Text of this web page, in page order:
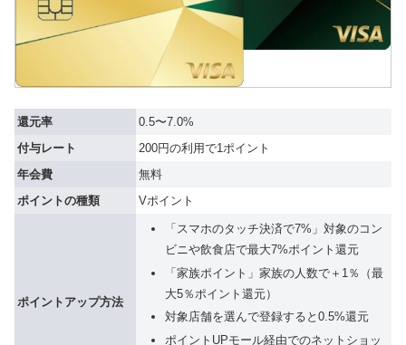
還元率
0.5〜7.0%
付与レート
200円の利用で1ポイント
年会費
無料
ポイントの種類
Vポイント
ポイントアップ方法
「スマホのタッチ決済で7%」対象のコン
ビニや飲食店で最大7%ポイント還元
「家族ポイント」家族の人数で＋1％（最
大5％ポイント還元）
対象店舗を選んで登録すると0.5%還元
ポイントUPモール経由でのネットショッ